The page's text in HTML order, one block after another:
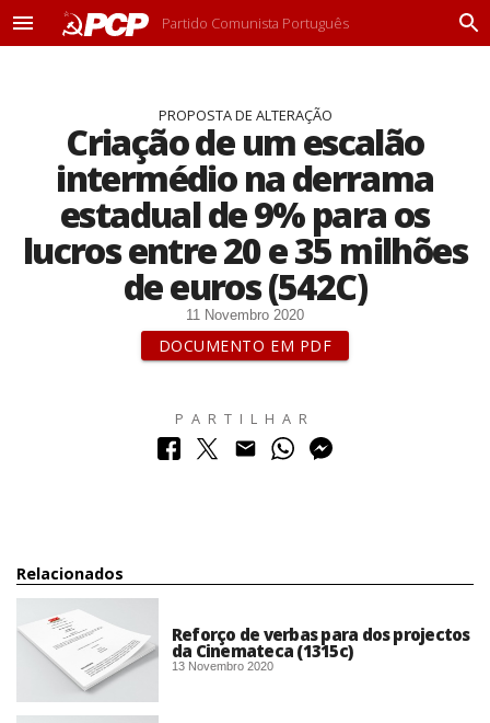
M
Partido Comunista Português
P
PROPOSTA DE ALTERAÇÃO
Criação de um escalão
intermédio na derrama
estadual de 9% para os
lucros entre 20 e 35 milhões
de euros (542C)
11 Novembro 2020
DOCUMENTO EM PDF
PARTILHAR
Relacionados
Reforço de verbas para dos projectos
da Cinemateca (1315c)
13 Novembro 2020